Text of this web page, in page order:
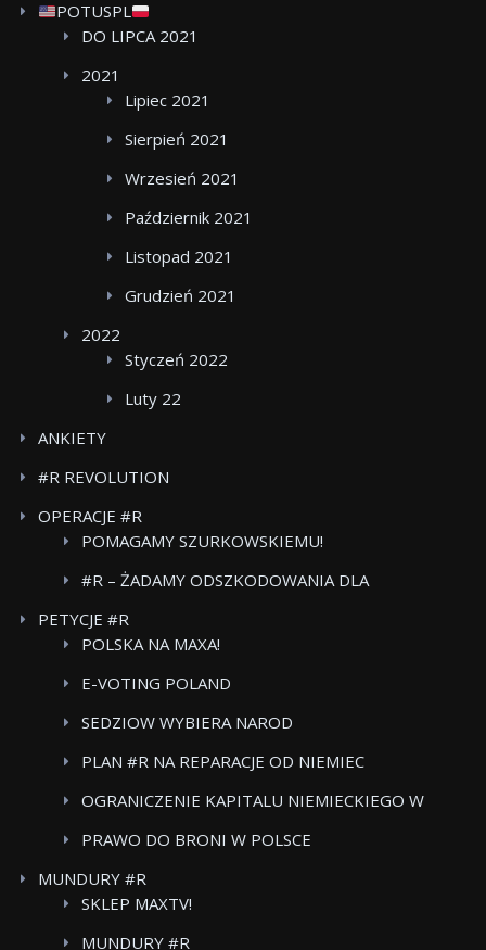
POTUSPL
DO LIPCA 2021
2021
Lipiec 2021
Sierpień 2021
Wrzesień 2021
Październik 2021
Listopad 2021
Grudzień 2021
2022
Styczeń 2022
Luty 22
ANKIETY
#R REVOLUTION
OPERACJE #R
POMAGAMY SZURKOWSKIEMU!
#R – ŻADAMY ODSZKODOWANIA DLA
CARE
PETYCJE #R
POLSKA NA MAXA!
E-VOTING POLAND
SEDZIOW WYBIERA NAROD
PLAN #R NA REPARACJE OD NIEMIEC
OGRANICZENIE KAPITALU NIEMIECKIEGO W
PRAWO DO BRONI W POLSCE
MUNDURY #R
SKLEP MAXTV!
MUNDURY #R